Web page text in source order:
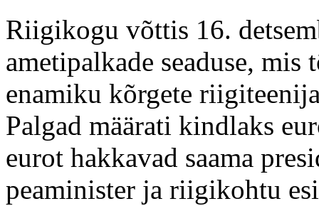
Riigikogu võttis 16.
ametipalkade seaduse, mis
enamiku kõrgete
Palgad määrati kindlaks
eurot hakkavad saama
peaminister ja riigikohtu